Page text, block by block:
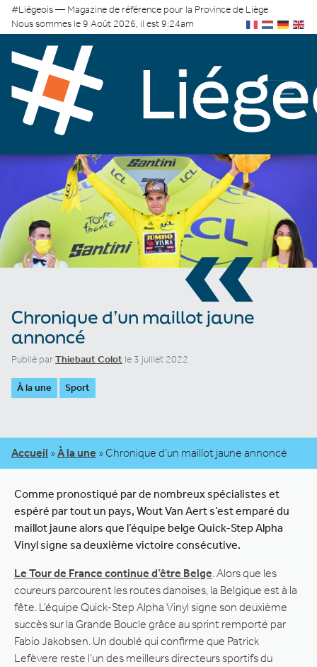
#Liégeois — Magazine de référence pour la Province de Liège
Nous sommes le 9 Août 2026, il est 9:24am
«
Chronique d’un maillot jaune
annoncé
Publié parThiebaut Colot le 3 juillet 2022
À la une Sport
Accueil » À la une » Chronique d’un maillot jaune annoncé
Comme pronostiqué par de nombreux spécialistes et
espéré par tout un pays, Wout Van Aert s’est emparé du
maillot jaune alors que l’équipe belge Quick-Step Alpha
Vinyl signe sa deuxième victoire consécutive.
Le Tour de France continue d’être Belge . Alors que les
coureurs parcourent les routes danoises, la Belgique est à la
fête. L’équipe Quick-Step Alpha Vinyl signe son deuxième
succès sur la Grande Boucle grâce au sprint remporté par
Fabio Jakobsen. Un doublé qui confirme que Patrick
Lefèvere reste l’un des meilleurs directeurs sportifs du